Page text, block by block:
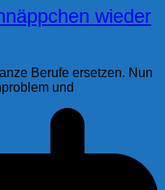
wieder
Berufe ersetzen. Nun
und